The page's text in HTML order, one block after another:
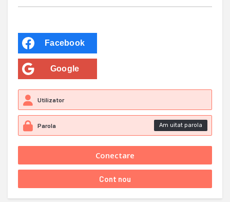
Facebook
Google
Am uitat parola